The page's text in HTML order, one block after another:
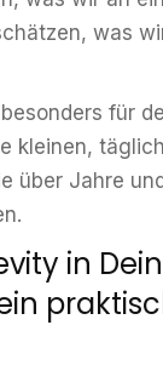
was
für
kleinen,
über Jahre
in